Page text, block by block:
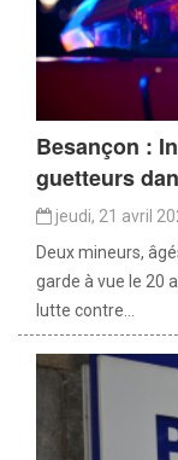
Besançon :
guetteurs
jeudi, 21 avril
Deux mineurs,
garde à vue le 20
lutte contre...